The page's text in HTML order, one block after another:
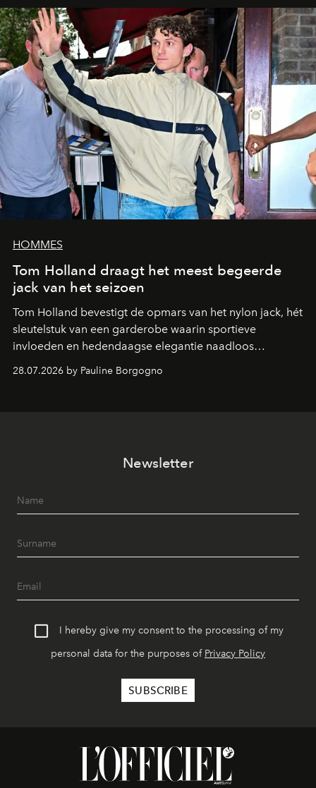
HOMMES
Tom Holland draagt het meest begeerde
jack van het seizoen
Tom Holland bevestigt de opmars van het nylon jack, hét
sleutelstuk van een garderobe waarin sportieve
invloeden en hedendaagse elegantie naadloos
samenkomen.
28.07.2026 by Pauline Borgogno
Newsletter
I hereby give my consent to the processing of my
personal data for the purposes of Privacy Policy